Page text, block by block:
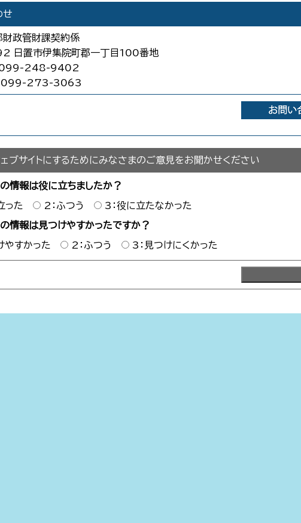
せ
財政管財課契約係
日置市伊集院町郡一丁目100番地
099-248-9402
099-273-3063
ブサイトにするためにみなさまのご意見をお聞かせください
情報は役に立ちましたか？
った 2：ふつう 3：役に立たなかった
情報は見つけやすかったですか？
やすかった 2：ふつう 3：見つけにくかった